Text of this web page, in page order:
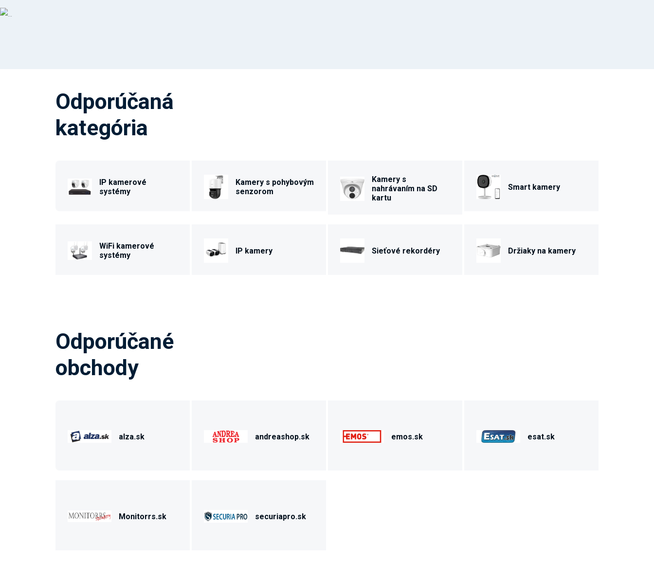
Odporúčaná
kategória
IP kamerové
systémy
Kamery s pohybovým
senzorom
Kamery s
nahrávaním na SD
kartu
Smart kamery
WiFi kamerové
systémy
IP kamery Sieťové rekordéry Držiaky na kamery
Odporúčané
obchody
alza.sk andreashop.sk emos.sk esat.sk
Monitorrs.sk securiapro.sk